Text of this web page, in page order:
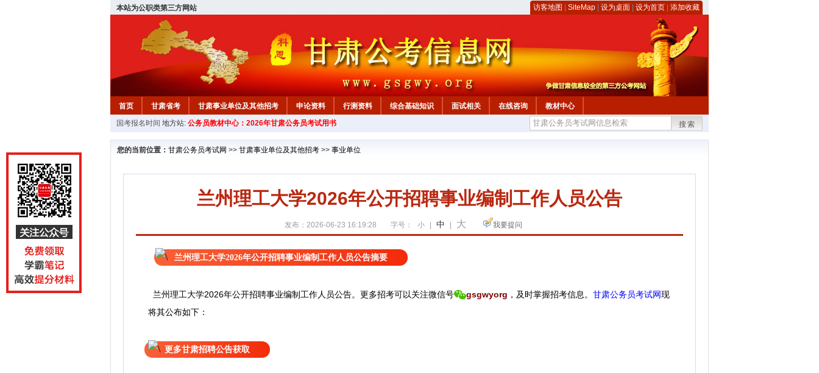
本站为公职类第三方网站 访客地图 SiteMap 设为桌面 设为首页 添加收藏
首页 甘肃省考 甘肃事业单位及其他招考 申论资料 行测资料 综合基础知识 面试相关 在线咨询
教材中心
国考报名时间 地方站: 公务员教材中心：2026年甘肃公务员考试用书 搜索
您的当前位置： 甘肃公务员考试网 >> 甘肃事业单位及其他招考 >> 事业单位
兰州理工大学2026年公开招聘事业编制工作人员公告
发布：2026-06-23 16:19:28 字号： 小 中 大 我要提问
兰州理工大学2026年公开招聘事业编制工作人员公告摘要
兰州理工大学2026年公开招聘事业编制工作人员公告。 更多招考可以关注微信号 gsgwyorg ， 及时掌握招考信息。 甘肃公务员考试网现
将其公布如下：
更多甘肃招聘公告获取